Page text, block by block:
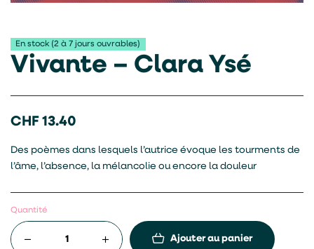
En stock (2 à 7 jours ouvrables)
Vivante – Clara Ysé
CHF 13.40
Des poèmes dans lesquels l’autrice évoque les tourments de
l’âme, l’absence, la mélancolie ou encore la douleur
Quantité
Ajouter au panier